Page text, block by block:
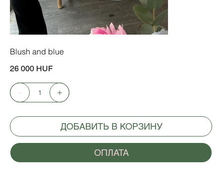
Blush and blue
26 000 HUF
ДОБАВИТЬ В КОРЗИНУ
ОПЛАТА